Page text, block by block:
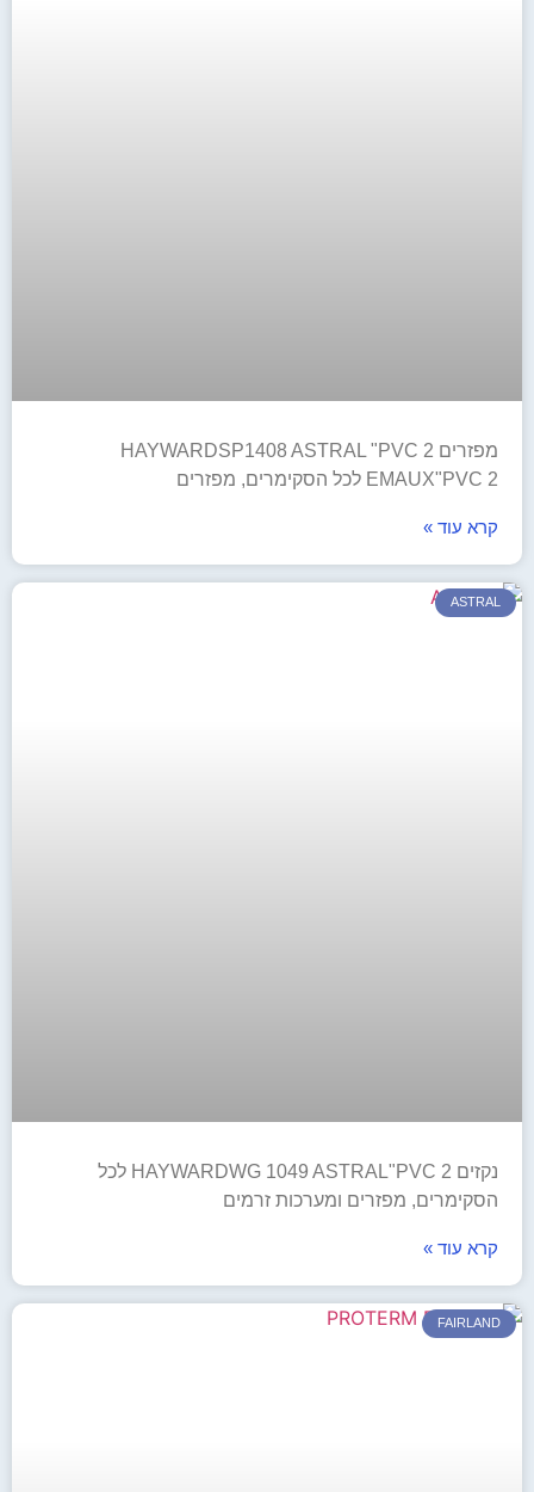
מפזרים HAYWARDSP1408 ASTRAL "PVC 2
EMAUX"PVC 2 לכל הסקימרים, מפזרים
קרא עוד »
ASTRAL
נקזים HAYWARDWG 1049 ASTRAL"PVC 2 לכל
הסקימרים, מפזרים ומערכות זרמים
קרא עוד »
FAIRLAND